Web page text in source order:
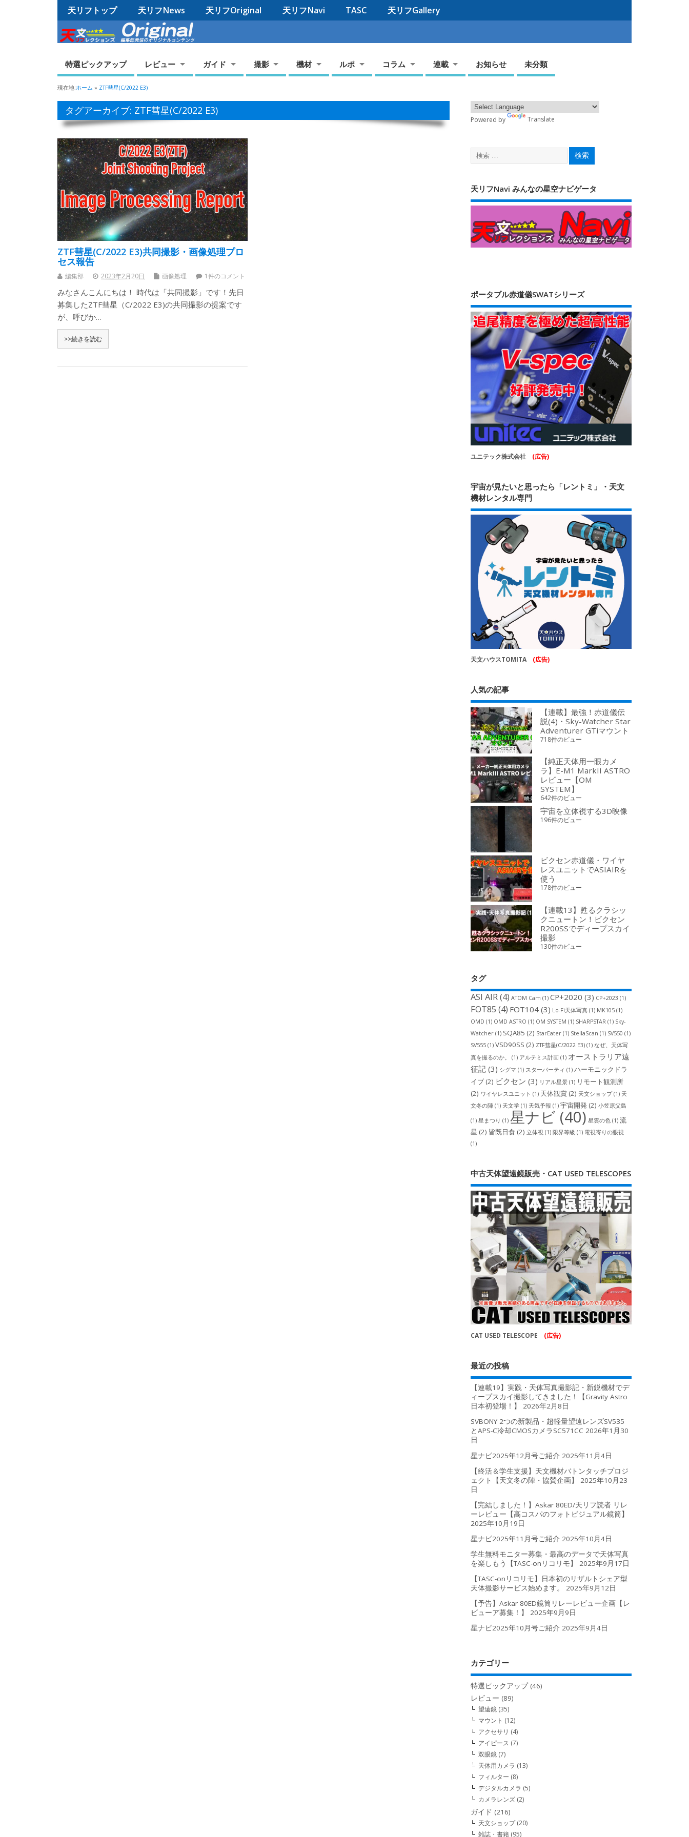
天リフトップ 天リフNews 天リフOriginal 天リフNavi TASC 天リフGallery
特選ピックアップ レビュー ガイド 撮影 機材 ルポ コラム 連載 お知らせ 未分類
現在地:ホーム » ZTF彗星(C/2022 E3)
タグアーカイブ: ZTF彗星(C/2022 E3)
ZTF彗星(C/2022 E3)共同撮影・画像処理プロ
セス報告
編集部 2023年2月20日 画像処理 1件のコメント
みなさんこんにちは！ 時代は「共同撮影」です！先日
募集したZTF彗星（C/2022 E3)の共同撮影の提案です
が、呼びか…
>>続きを読む
Powered by Translate
天リフNavi みんなの星空ナビゲータ
ポータブル赤道儀SWATシリーズ
ユニテック株式会社 (広告)
宇宙が見たいと思ったら「レントミ」・天文
機材レンタル専門
天文ハウスTOMITA (広告)
人気の記事
【連載】最強！赤道儀伝
説(4)・Sky-Watcher Star
Adventurer GTiマウント
718件のビュー
【純正天体用一眼カメ
ラ】E-M1 MarkII ASTRO
レビュー【OM
SYSTEM】
642件のビュー
宇宙を立体視する3D映像
196件のビュー
ビクセン赤道儀・ワイヤ
レスユニットでASIAIRを
使う
178件のビュー
【連載13】甦るクラシッ
クニュートン！ビクセン
R200SSでディープスカイ
撮影
130件のビュー
タグ
ASI AIR(4) ATOM Cam (1) CP+2020 (3) CP+2023 (1)
FOT85 (4) FOT104 (3) Lo-Fi天体写真 (1) MK105 (1)
OMD (1) OMD ASTRO (1) OM SYSTEM (1) SHARPSTAR (1) Sky-
Watcher (1) SQA85 (2) StarEater (1) StellaScan (1) SV550 (1)
SV555 (1) VSD90SS (2) ZTF彗星(C/2022 E3) (1) なぜ、天体写
真を撮るのか。
(1) アルテミス計画 (1) オーストラリア遠
征記 (3) シグマ (1) スターパーティ (1) ハーモニックドラ
イブ (2) ビクセン (3) リアル星景 (1) リモート観測所
(2) ワイヤレスユニット (1) 天体観賞 (2) 天文ショップ(1) 天
文冬の陣 (1) 天文学 (1) 天気予報 (1) 宇宙開発 (2) 小笠原父島
(1) 星まつり (1) 星ナビ (40) 星雲の色 (1) 流
星 (2) 皆既日食 (2) 立体視 (1) 限界等級 (1) 電視寄りの眼視
(1)
中古天体望遠鏡販売・CAT USED TELESCOPES
CAT USED TELESCOPE (広告)
最近の投稿
【連載19】実践・天体写真撮影記・新鋭機材でデ
ィープスカイ撮影してきました！【Gravity Astro
日本初登場！】
2026年2月8日
SVBONY 2つの新製品・超軽量望遠レンズSV535
とAPS-C冷却CMOSカメラSC571CC 2026年1月30
日
星ナビ2025年12月号ご紹介 2025年11月4日
【終活＆学生支援】天文機材バトンタッチプロジ
ェクト【天文冬の陣・協賛企画】
2025年10月23
日
【完結しました！】Askar 80ED/天リフ読者 リレ
ーレビュー【高コスパのフォトビジュアル鏡筒】
2025年10月19日
星ナビ2025年11月号ご紹介 2025年10月4日
学生無料モニター募集・最高のデータで天体写真
を楽しもう【TASC-onリコリモ】
2025年9月17日
【TASC-onリコリモ】日本初のリザルトシェア型
天体撮影サービス始めます。
2025年9月12日
【予告】Askar 80ED鏡筒リレーレビュー企画【レ
ビューア募集！】
2025年9月9日
星ナビ2025年10月号ご紹介 2025年9月4日
カテゴリー
特選ピックアップ(46)
レビュー (89)
望遠鏡 (35)
マウント (12)
アクセサリ (4)
アイピース (7)
双眼鏡 (7)
天体用カメラ (13)
フィルター (8)
デジタルカメラ (5)
カメラレンズ (2)
ガイド (216)
天文ショップ(20)
雑誌・書籍 (95)